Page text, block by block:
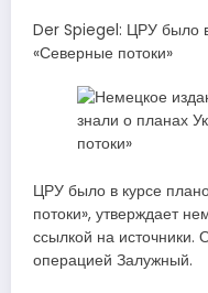
Der Spiegel: ЦРУ было
«Северные потоки»
ЦРУ было в курсе
потоки», утверждает
ссылкой на источники.
операцией Залужный.